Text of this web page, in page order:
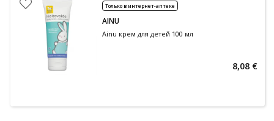
Только в интернет-аптеке
AINU
Ainu крем для детей 100 мл
8,08 €